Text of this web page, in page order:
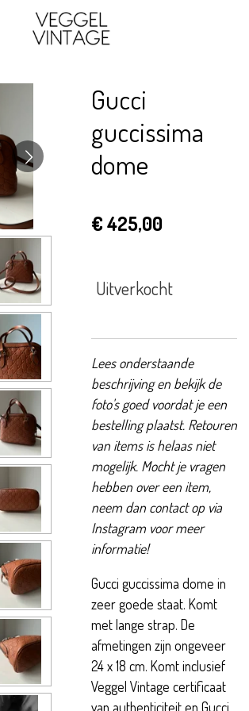
Gucci
guccissima
dome
€ 425,00
Uitverkocht
Lees onderstaande
beschrijving en bekijk de
foto's goed voordat je een
bestelling plaatst. Retouren
van items is helaas niet
mogelijk. Mocht je vragen
hebben over een item,
neem dan contact op via
Instagram voor meer
informatie!
Gucci guccissima dome in
zeer goede staat. Komt
met lange strap. De
afmetingen zijn ongeveer
24 x 18 cm. Komt inclusief
Veggel Vintage certificaat
van authenticiteit en Gucci